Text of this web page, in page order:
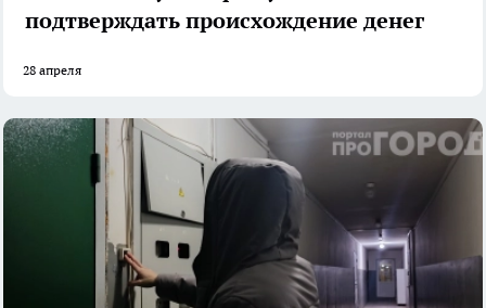
подтверждать происхождение денег
28 апреля